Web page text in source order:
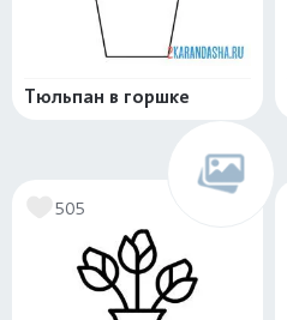
Тюльпан в горшке
505